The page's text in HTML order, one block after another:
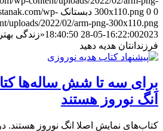
300x110.png 0 0 دبستانک wp-
uploads/2022/02/arm-png-300x110.png
16:22:002023-05-28 18:40:50
«زندگی
فرزندانتان هدیه دهید
برای سه تا شش ساله‌ها
اَنگ نوروز هستند
کتاب‌های نمایش اصلا انگ نوروز هستند.